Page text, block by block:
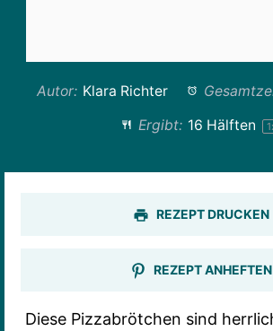
Autor: Klara Richter
Ergibt: 16 Hälften 1
REZEPT DRUCKEN
REZEPT ANHEFTEN
Diese Pizzabrötchen sind